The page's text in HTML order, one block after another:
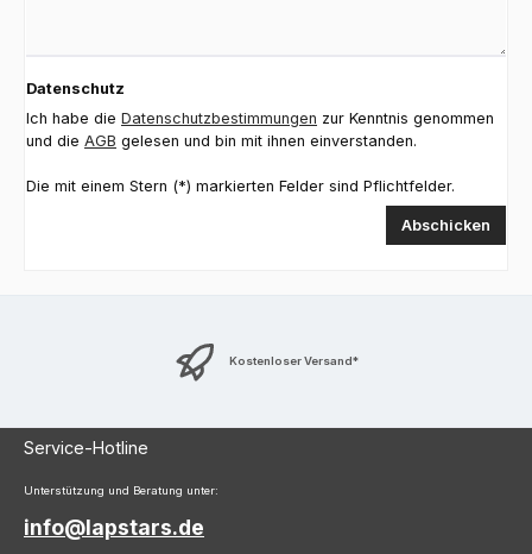
Datenschutz
Ich habe die Datenschutzbestimmungen zur Kenntnis genommen
und die AGB gelesen und bin mit ihnen einverstanden.
Die mit einem Stern (*) markierten Felder sind Pflichtfelder.
Abschicken
Kostenloser Versand*
Service-Hotline
Unterstützung und Beratung unter:
info@lapstars.de